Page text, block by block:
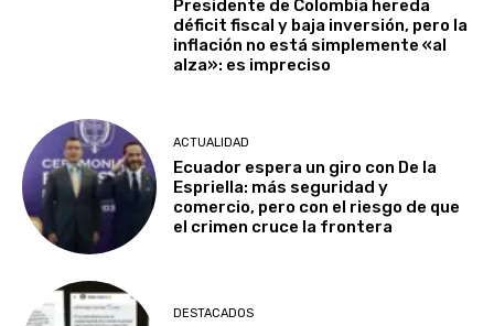
Presidente de Colombia hereda
déficit fiscal y baja inversión, pero la
inflación no está simplemente «al
alza»: es impreciso
ACTUALIDAD
Ecuador espera un giro con De la
Espriella: más seguridad y
comercio, pero con el riesgo de que
el crimen cruce la frontera
DESTACADOS